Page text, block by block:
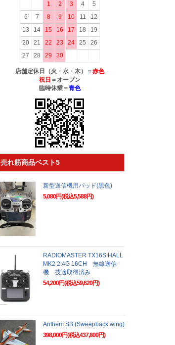
1
2 3 4
5
6
7 8 9 10 11
12
13
14 15 16 17 18
19
20
21 22 23 24 25
26
27
28 29 30
店舗定休日（火・水・木）＝赤色
祝日 ＝オープン
臨時休業＝青色
売れ筋商品ベスト5
新型送信機用パッド(黒色)
5,080円(税込5,588円)
RADIOMASTER TX16S HALL
MK2 2.4G 16CH 無線送信
機 技適取得済み
54,200円(税込59,620円)
Anthem SB (Sweepback wing)
398,000円(税込437,800円)